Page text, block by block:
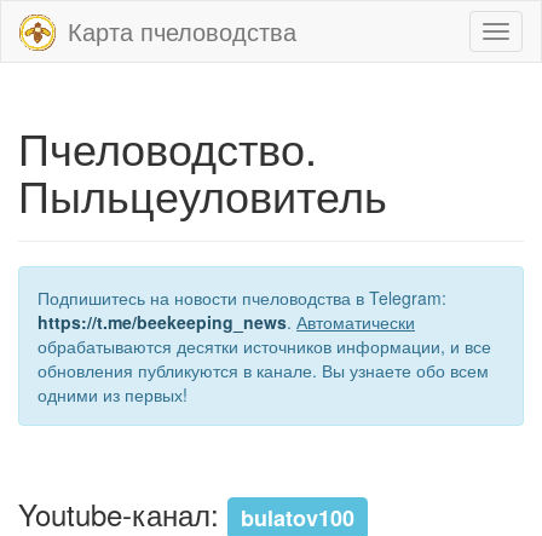
Карта пчеловодства
Пчеловодство.
Пыльцеуловитель
Подпишитесь на новости пчеловодства в Telegram:
https://t.me/beekeeping_news. Автоматически
обрабатываются десятки источников информации, и все
обновления публикуются в канале. Вы узнаете обо всем
одними из первых!
Youtube-канал: bulatov100